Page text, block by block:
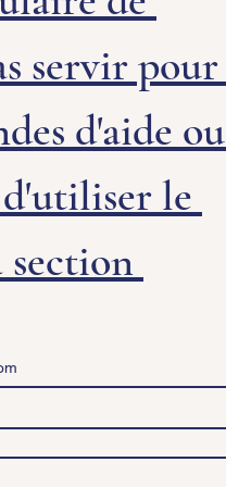
servir pour
d'aide ou
le